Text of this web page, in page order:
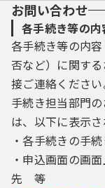
お問い合わせ
各手続き等の
各手続き等の内
否など）に関す
接ご連絡ください
手続き担当部門
は、以下に表示
・各手続きの手
・申込画面の画
先 等